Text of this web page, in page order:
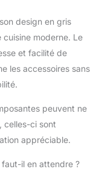
design en gris
cuisine moderne. Le
et facilité de
les accessoires sans
peuvent ne
celles-ci sont
appréciable.
il en attendre ?